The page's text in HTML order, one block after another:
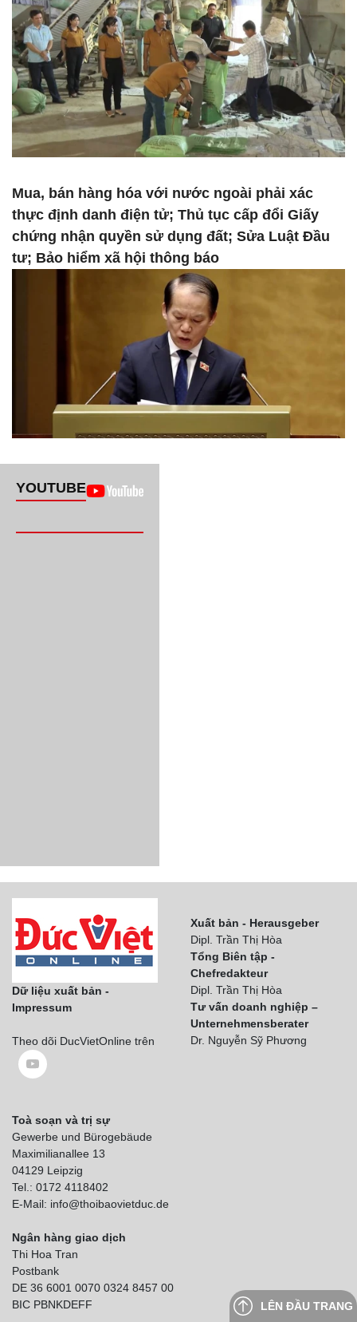
Mua, bán hàng hóa với nước ngoài phải xác
thực định danh điện tử; Thủ tục cấp đổi Giấy
chứng nhận quyền sử dụng đất; Sửa Luật Đầu
tư; Bảo hiểm xã hội thông báo
YOUTUBE
Dữ liệu xuất bản -
Impressum
Theo dõi DucVietOnline trên
Xuất bản - Herausgeber
Dipl. Trần Thị Hòa
Tổng Biên tập -
Chefredakteur
Dipl. Trần Thị Hòa
Tư vấn doanh nghiệp –
Unternehmensberater
Dr. Nguyễn Sỹ Phương
Toà soạn và trị sự
Gewerbe und Bürogebäude
Maximilianallee 13
04129 Leipzig
Tel.: 0172 4118402
E-Mail: info@thoibaovietduc.de
Ngân hàng giao dịch
Thi Hoa Tran
Postbank
DE 36 6001 0070 0324 8457 00
BIC PBNKDEFF
LÊN ĐẦU TRANG